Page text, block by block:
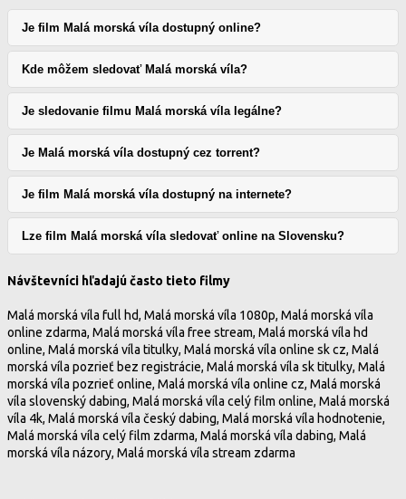
Je film Malá morská víla dostupný online?
Kde môžem sledovať Malá morská víla?
Je sledovanie filmu Malá morská víla legálne?
Je Malá morská víla dostupný cez torrent?
Je film Malá morská víla dostupný na internete?
Lze film Malá morská víla sledovať online na Slovensku?
Návštevníci hľadajú často tieto filmy
Malá morská víla full hd, Malá morská víla 1080p, Malá morská víla
online zdarma, Malá morská víla free stream, Malá morská víla hd
online, Malá morská víla titulky, Malá morská víla online sk cz, Malá
morská víla pozrieť bez registrácie, Malá morská víla sk titulky, Malá
morská víla pozrieť online, Malá morská víla online cz, Malá morská
víla slovenský dabing, Malá morská víla celý film online, Malá morská
víla 4k, Malá morská víla český dabing, Malá morská víla hodnotenie,
Malá morská víla celý film zdarma, Malá morská víla dabing, Malá
morská víla názory, Malá morská víla stream zdarma